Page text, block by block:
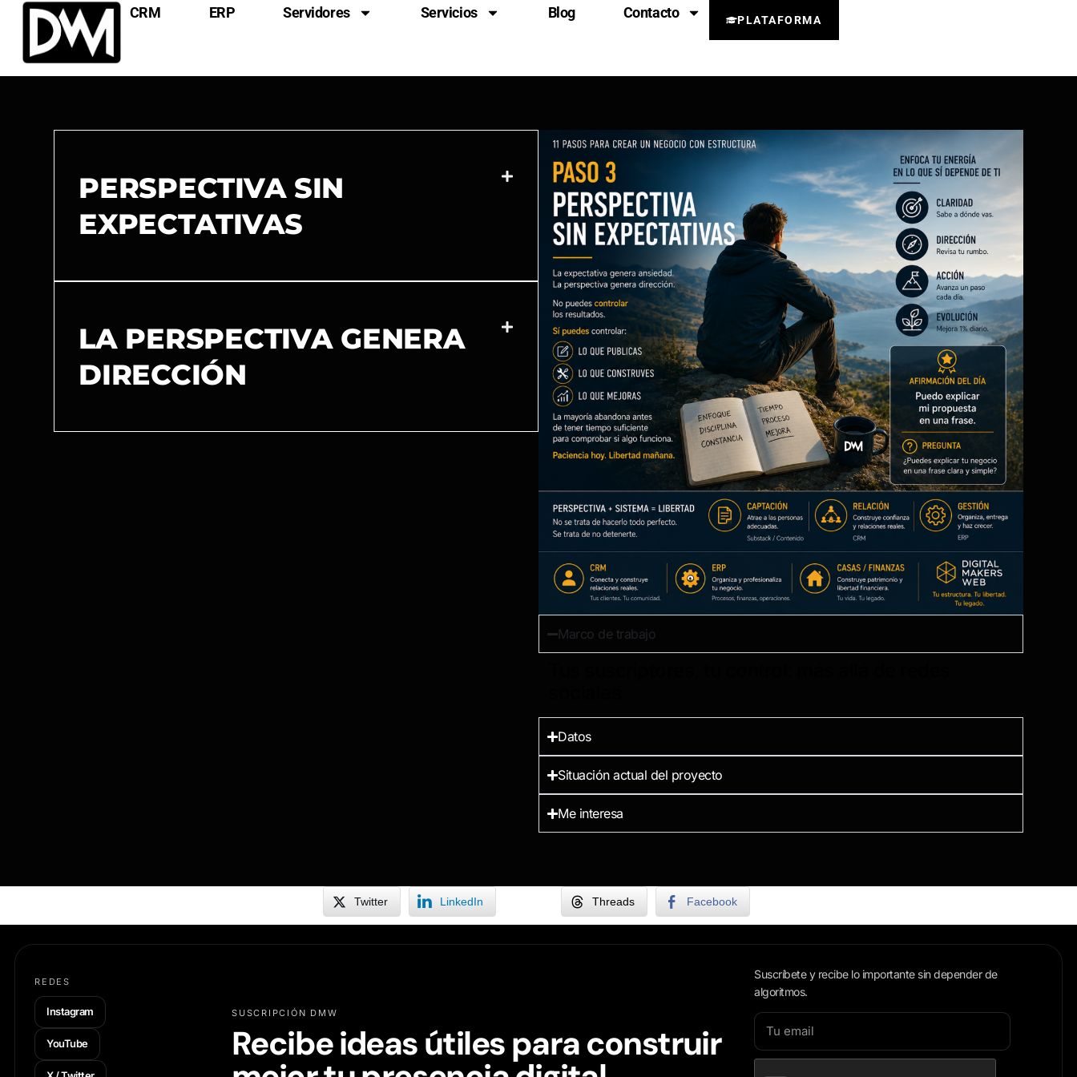
CRM ERP Servidores Servicios Blog Contacto PLATAFORMA
PERSPECTIVA SIN
EXPECTATIVAS
LA PERSPECTIVA GENERA
DIRECCIÓN
Marco de trabajo
Datos
Situación actual del proyecto
Me interesa
Twitter LinkedIn Threads Facebook
REDES
Instagram
YouTube
SUSCRIPCIÓN DMW
Recibe ideas útiles para construir
Suscríbete y recibe lo importante sin depender de
algoritmos.